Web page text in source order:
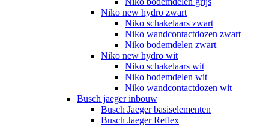
Niko new hydro zwart
Niko schakelaars zwart
Niko wandcontactdozen zwart
Niko bodemdelen zwart
Niko new hydro wit
Niko schakelaars wit
Niko bodemdelen wit
Niko wandcontactdozen wit
Busch jaeger inbouw
Busch Jaeger basiselementen
Busch Jaeger Reflex